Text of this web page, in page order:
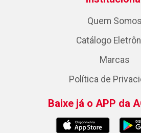
Quem Somos
Catálogo
Marcas
Política de
Baixe já o APP da